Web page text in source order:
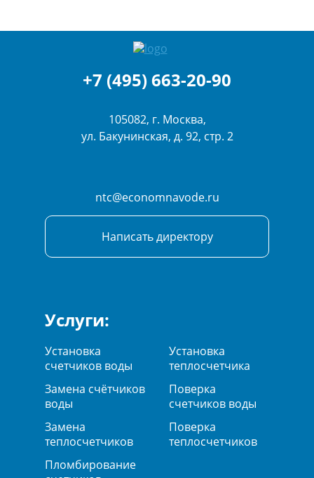
+7 (495) 663-20-90
105082, г. Москва,
ул. Бакунинская, д. 92, стр. 2
ntc@economnavode.ru
Написать директору
Услуги:
Установка
счетчиков воды
Установка
теплосчетчика
Замена счётчиков
воды
Поверка
счетчиков воды
Замена
теплосчетчиков
Поверка
теплосчетчиков
Пломбирование